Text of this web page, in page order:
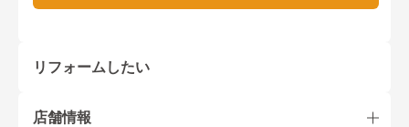
リフォームしたい
店舗情報